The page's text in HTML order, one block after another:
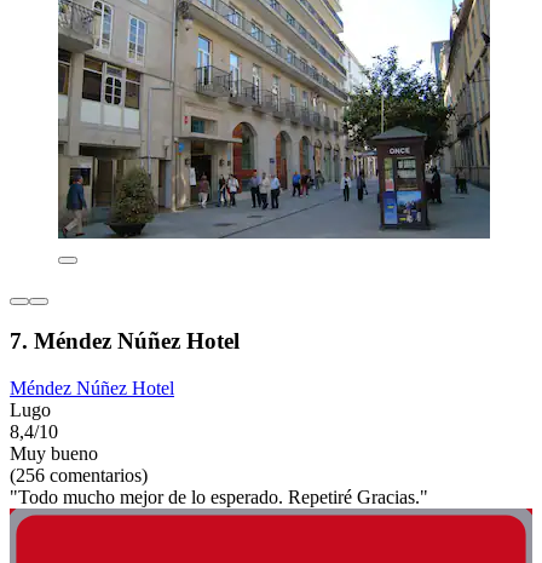
7. Méndez Núñez Hotel
Méndez Núñez Hotel
Lugo
8,4/10
Muy bueno
(256 comentarios)
"Todo mucho mejor de lo esperado. Repetiré Gracias."